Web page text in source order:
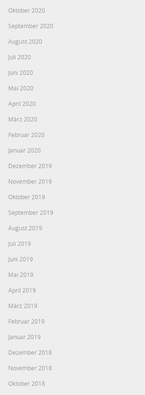
Oktober 2020
September 2020
August 2020
Juli 2020
Juni 2020
Mai 2020
April 2020
März 2020
Februar 2020
Januar 2020
Dezember 2019
November 2019
Oktober 2019
September 2019
August 2019
Juli 2019
Juni 2019
Mai 2019
April 2019
März 2019
Februar 2019
Januar 2019
Dezember 2018
November 2018
Oktober 2018